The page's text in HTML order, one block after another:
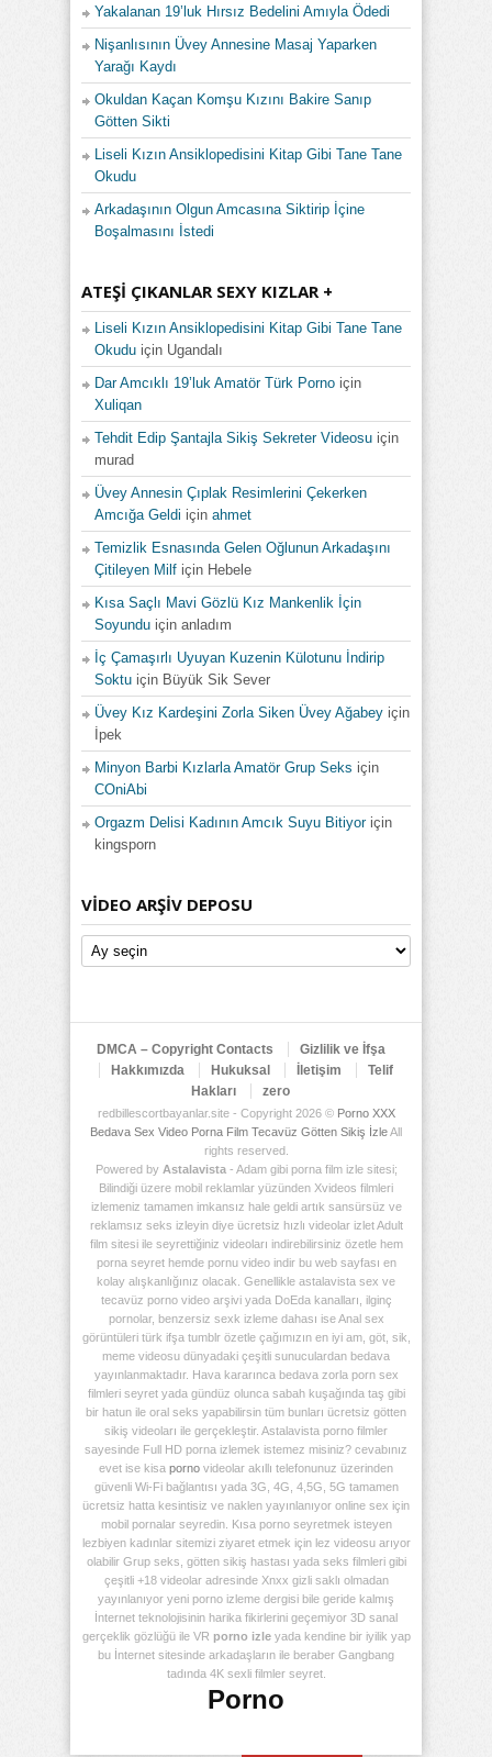
Yakalanan 19’luk Hırsız Bedelini Amıyla Ödedi
Nişanlısının Üvey Annesine Masaj Yaparken
Yarağı Kaydı
Okuldan Kaçan Komşu Kızını Bakire Sanıp
Götten Sikti
Liseli Kızın Ansiklopedisini Kitap Gibi Tane Tane
Okudu
Arkadaşının Olgun Amcasına Siktirip İçine
Boşalmasını İstedi
ATEŞI ÇIKANLAR SEXY KIZLAR +
Liseli Kızın Ansiklopedisini Kitap Gibi Tane Tane
Okudu için Ugandalı
Dar Amcıklı 19’luk Amatör Türk Porno için
Xuliqan
Tehdit Edip Şantajla Sikiş Sekreter Videosu için
murad
Üvey Annesin Çıplak Resimlerini Çekerken
Amcığa Geldi için ahmet
Temizlik Esnasında Gelen Oğlunun Arkadaşını
Çitileyen Milf için Hebele
Kısa Saçlı Mavi Gözlü Kız Mankenlik İçin
Soyundu için anladım
İç Çamaşırlı Uyuyan Kuzenin Külotunu İndirip
Soktu için Büyük Sik Sever
Üvey Kız Kardeşini Zorla Siken Üvey Ağabey için
İpek
Minyon Barbi Kızlarla Amatör Grup Seks için
COniAbi
Orgazm Delisi Kadının Amcık Suyu Bitiyoriçin
kingsporn
VIDEO ARŞIV DEPOSU
Video
Arşiv
DMCA – Copyright Contacts
Gizlilik ve İfşa
Hakkımızda
Hukuksal İletişim
Telif
Hakları
zero
redbillescortbayanlar.site - Copyright 2026 © Porno XXX
Bedava Sex Video Porna Film Tecavüz Götten Sikiş İzleAll
rights reserved.
Powered by Astalavista- Adam gibi porna film izle sitesi;
Bilindiği üzere mobil reklamlar yüzünden Xvideos filmleri
izlemeniz tamamen imkansız hale geldi artık sansürsüz ve
reklamsız seks izleyin diye ücretsiz hızlı videolar izlet Adult
film sitesi ile seyrettiğiniz videoları indirebilirsiniz özetle hem
porna seyret hemde pornu video indir bu web sayfası en
kolay alışkanlığınız olacak. Genellikle astalavista sex ve
tecavüz porno video arşivi yada DoEda kanalları, ilginç
pornolar, benzersiz sexk izleme dahası ise Anal sex
görüntüleri türk ifşa tumblr özetle çağımızın en iyi am, göt, sik,
meme videosu dünyadaki çeşitli sunuculardan bedava
yayınlanmaktadır. Hava kararınca bedava zorla porn sex
filmleri seyret yada gündüz olunca sabah kuşağında taş gibi
bir hatun ile oral seks yapabilirsin tüm bunları ücretsiz götten
sikiş videoları ile gerçekleştir. Astalavista porno filmler
sayesinde Full HD porna izlemek istemez misiniz? cevabınız
evet ise kisa porno videolar akıllı telefonunuz üzerinden
güvenli Wi-Fi bağlantısı yada 3G, 4G, 4,5G, 5G tamamen
ücretsiz hatta kesintisiz ve naklen yayınlanıyor online sex için
mobil pornalar seyredin. Kısa porno seyretmek isteyen
lezbiyen kadınlar sitemizi ziyaret etmek için lez videosu arıyor
olabilir Grup seks, götten sikiş hastası yada seks filmleri gibi
çeşitli +18 videolar adresinde Xnxx gizli saklı olmadan
yayınlanıyor yeni porno izleme dergisi bile geride kalmış
İnternet teknolojisinin harika fikirlerini geçemiyor 3D sanal
gerçeklik gözlüğü ile VR porno izleyada kendine bir iyilik yap
bu İnternet sitesinde arkadaşların ile beraber Gangbang
tadında 4K sexli filmler seyret.
Porno